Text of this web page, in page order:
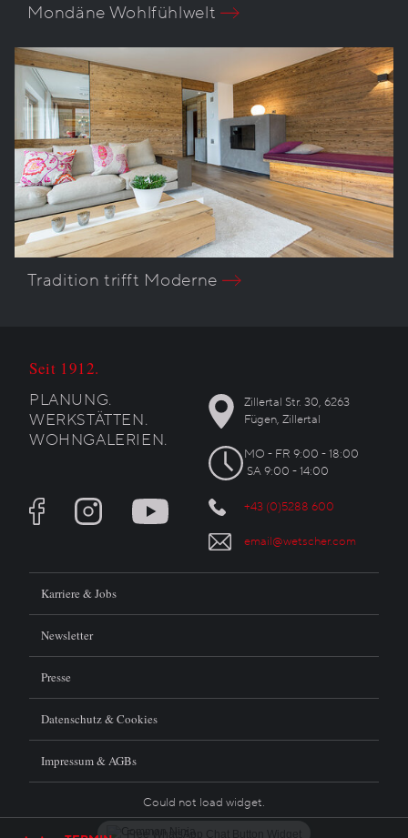
Mondäne Wohlfühlwelt
Tradition trifft Moderne
Seit 1912.
PLANUNG.
WERKSTÄTTEN.
WOHNGALERIEN.
Zillertal Str. 30, 6263
Fügen, Zillertal
MO - FR 9:00 - 18:00
SA 9:00 - 14:00
+43 (0)5288 600
email@wetscher.com
Karriere & Jobs
Newsletter
Presse
Datenschutz & Cookies
Impressum & AGBs
Could not load widget.